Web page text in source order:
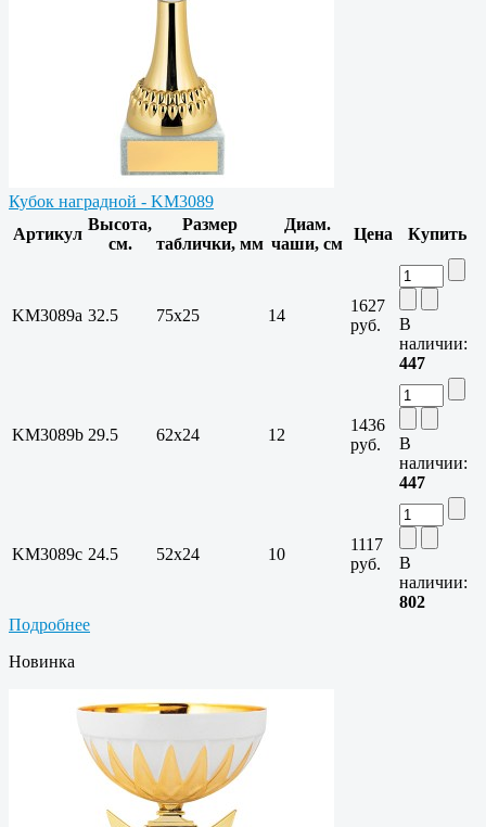
Кубок наградной - KM3089
Артикул
Высота,
см.
Размер
таблички, мм
Диам.
чаши, см
Цена Купить
KM3089a 32.5 75х25 14
1627
руб.
В
наличии:
447
KM3089b 29.5 62х24 12
1436
руб.
В
наличии:
447
KM3089c 24.5 52х24 10
1117
руб.
В
наличии:
802
Подробнее
Новинка